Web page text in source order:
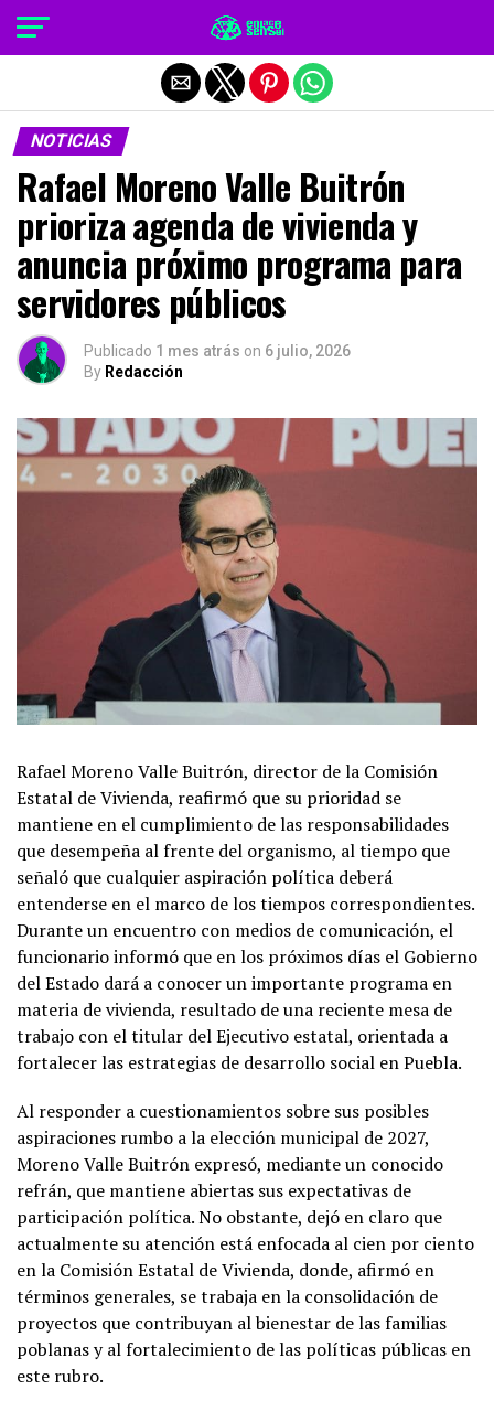
NOTICIAS
Rafael Moreno Valle Buitrón
prioriza agenda de vivienda y
anuncia próximo programa para
servidores públicos
Publicado 1 mes atrás on 6 julio, 2026
By Redacción
Rafael Moreno Valle Buitrón, director de la Comisión
Estatal de Vivienda, reafirmó que su prioridad se
mantiene en el cumplimiento de las responsabilidades
que desempeña al frente del organismo, al tiempo que
señaló que cualquier aspiración política deberá
entenderse en el marco de los tiempos correspondientes.
Durante un encuentro con medios de comunicación, el
funcionario informó que en los próximos días el Gobierno
del Estado dará a conocer un importante programa en
materia de vivienda, resultado de una reciente mesa de
trabajo con el titular del Ejecutivo estatal, orientada a
fortalecer las estrategias de desarrollo social en Puebla.
Al responder a cuestionamientos sobre sus posibles
aspiraciones rumbo a la elección municipal de 2027,
Moreno Valle Buitrón expresó, mediante un conocido
refrán, que mantiene abiertas sus expectativas de
participación política. No obstante, dejó en claro que
actualmente su atención está enfocada al cien por ciento
en la Comisión Estatal de Vivienda, donde, afirmó en
términos generales, se trabaja en la consolidación de
proyectos que contribuyan al bienestar de las familias
poblanas y al fortalecimiento de las políticas públicas en
este rubro.
Salir de la versión móvil